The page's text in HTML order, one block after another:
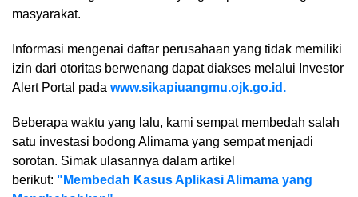
masyarakat.
Informasi mengenai daftar perusahaan yang tidak memiliki
izin dari otoritas berwenang dapat diakses melalui Investor
Alert Portal pada www.sikapiuangmu.ojk.go.id.
Beberapa waktu yang lalu, kami sempat membedah salah
satu investasi bodong Alimama yang sempat menjadi
sorotan. Simak ulasannya dalam artikel
berikut: "Membedah Kasus Aplikasi Alimama yang